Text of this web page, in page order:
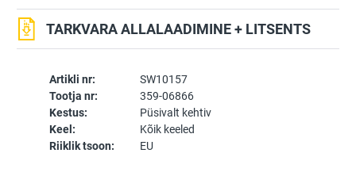
Artikli nr:
SW10157
Tootja nr:
359-06866
Kestus:
Püsivalt kehtiv
Keel:
Kõik keeled
Riiklik tsoon:
EU
TARKVARA ALLALAADIMINE + LITSENTS